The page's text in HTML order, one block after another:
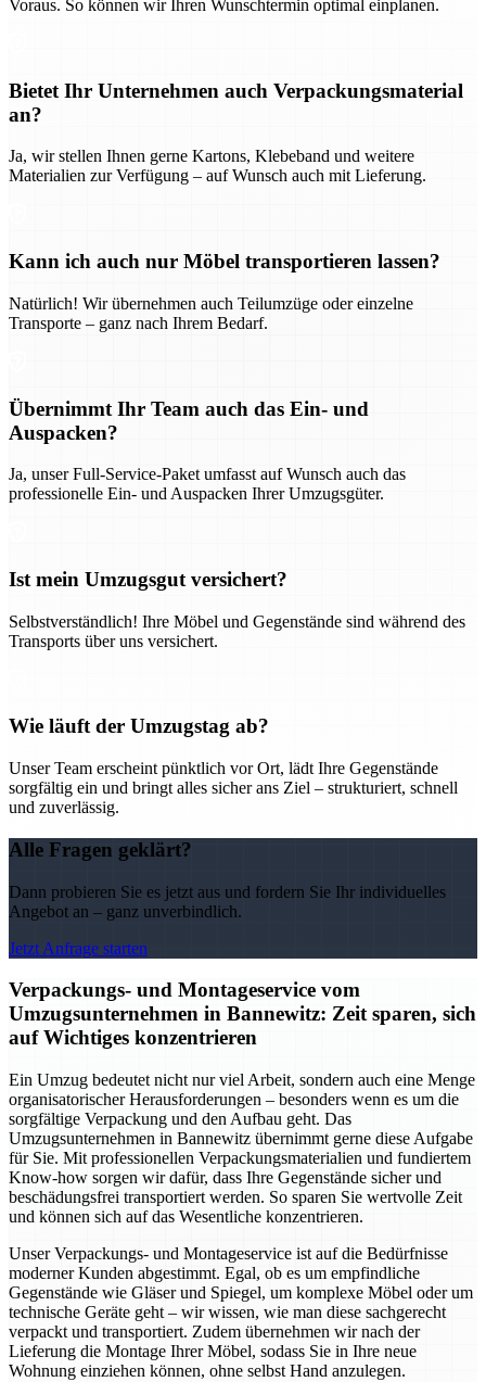
Voraus. So können wir Ihren Wunschtermin optimal einplanen.
Bietet Ihr Unternehmen auch Verpackungsmaterial
an?
Ja, wir stellen Ihnen gerne Kartons, Klebeband und weitere
Materialien zur Verfügung – auf Wunsch auch mit Lieferung.
Kann ich auch nur Möbel transportieren lassen?
Natürlich! Wir übernehmen auch Teilumzüge oder einzelne
Transporte – ganz nach Ihrem Bedarf.
Übernimmt Ihr Team auch das Ein- und
Auspacken?
Ja, unser Full-Service-Paket umfasst auf Wunsch auch das
professionelle Ein- und Auspacken Ihrer Umzugsgüter.
Ist mein Umzugsgut versichert?
Selbstverständlich! Ihre Möbel und Gegenstände sind während des
Transports über uns versichert.
Wie läuft der Umzugstag ab?
Unser Team erscheint pünktlich vor Ort, lädt Ihre Gegenstände
sorgfältig ein und bringt alles sicher ans Ziel – strukturiert, schnell
und zuverlässig.
Alle Fragen geklärt?
Dann probieren Sie es jetzt aus und fordern Sie Ihr individuelles
Angebot an – ganz unverbindlich.
Jetzt Anfrage starten
Verpackungs- und Montageservice vom
Umzugsunternehmen in Bannewitz: Zeit sparen, sich
auf Wichtiges konzentrieren
Ein Umzug bedeutet nicht nur viel Arbeit, sondern auch eine Menge
organisatorischer Herausforderungen – besonders wenn es um die
sorgfältige Verpackung und den Aufbau geht. Das
Umzugsunternehmen in Bannewitz übernimmt gerne diese Aufgabe
für Sie. Mit professionellen Verpackungsmaterialien und fundiertem
Know-how sorgen wir dafür, dass Ihre Gegenstände sicher und
beschädungsfrei transportiert werden. So sparen Sie wertvolle Zeit
und können sich auf das Wesentliche konzentrieren.
Unser Verpackungs- und Montageservice ist auf die Bedürfnisse
moderner Kunden abgestimmt. Egal, ob es um empfindliche
Gegenstände wie Gläser und Spiegel, um komplexe Möbel oder um
technische Geräte geht – wir wissen, wie man diese sachgerecht
verpackt und transportiert. Zudem übernehmen wir nach der
Lieferung die Montage Ihrer Möbel, sodass Sie in Ihre neue
Wohnung einziehen können, ohne selbst Hand anzulegen.